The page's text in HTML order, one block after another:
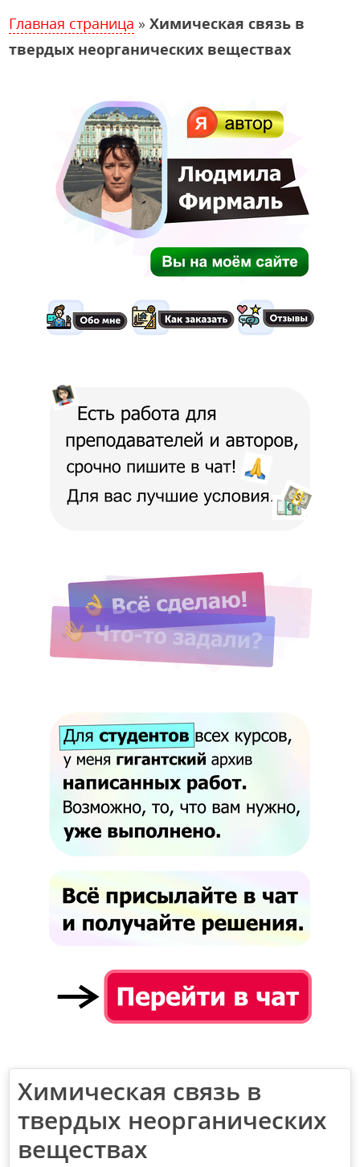
Главная страница »Химическая связь в
твердых неорганических веществах
Химическая связь в
твердых неорганических
веществах